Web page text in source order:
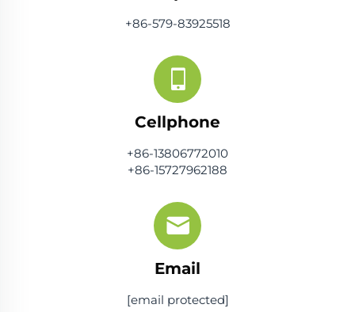
+86-579-83925518
Cellphone
+86-13806772010
+86-15727962188
Email
[email protected]